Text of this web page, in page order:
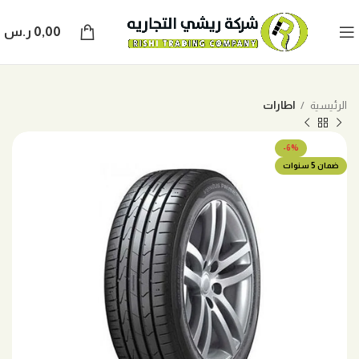
0,00 ر.س
الرئيسية اطارات
-6%
ضمان 5 سنوات